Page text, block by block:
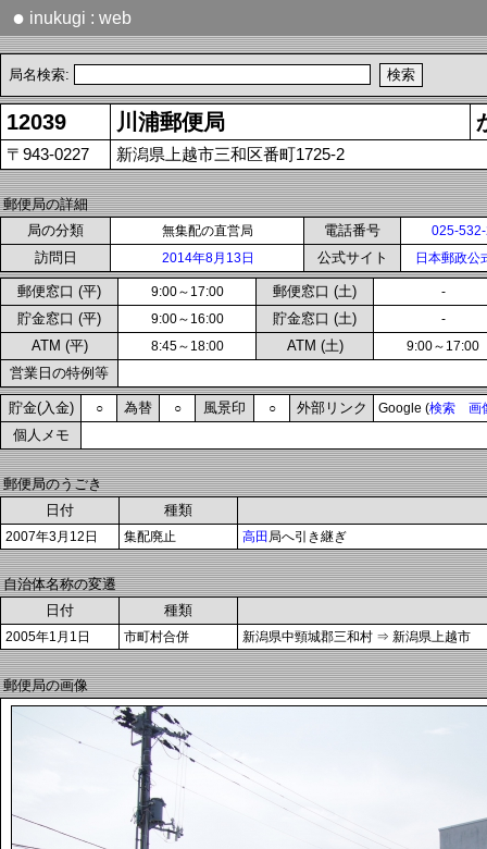
● inukugi : web
局名検索:
12039 川浦郵便局
〒943-0227 新潟県上越市三和区番町1725-2
郵便局の詳細
局の分類
無集配の直営局 電話番号 025-
訪問日 2014年8月13日 公式サイト 日本郵政公
郵便窓口 (平) 9:00～17:00 郵便窓口 (土) -
貯金窓口 (平) 9:00～16:00 貯金窓口 (土) -
ATM (平) 8:45～18:00 ATM (土) 9:00～17:00
営業日の特例等
貯金(入金) ○ 為替 ○ 風景印 ○ 外部リンク Google (検索 画
個人メモ
郵便局のうごき
日付
種類
2007年3月12日 集配廃止 高田 局へ引き継ぎ
自治体名称の変遷
日付
種類
2005年1月1日 市町村合併 新潟県中頸城郡三和村 ⇒ 新潟県上越市
郵便局の画像